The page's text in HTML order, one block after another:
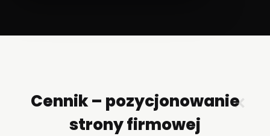
✕
Cennik – pozycjonowanie
strony firmowej